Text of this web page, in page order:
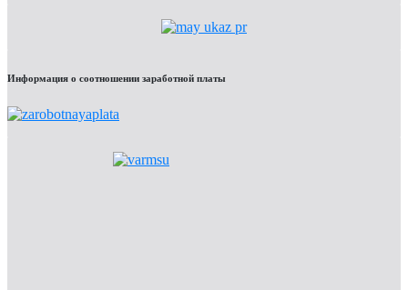
Информация о соотношении заработной платы